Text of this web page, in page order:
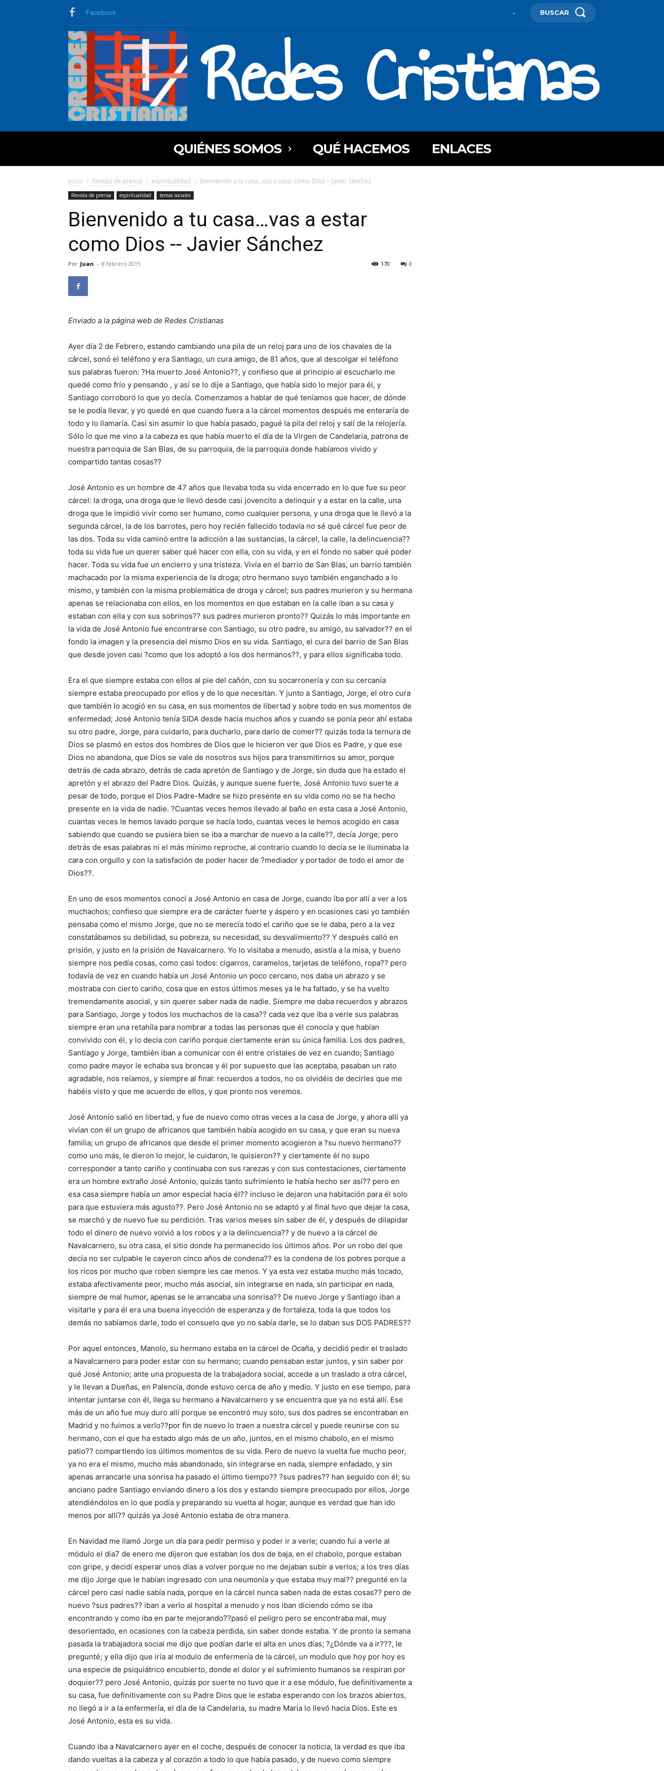
Facebook - BUSCAR
Redes Cristianas
QUIÉNES SOMOS QUÉ HACEMOS ENLACES
Inicio Revista de prensa espiritualidad Bienvenido a tu casa…vas a estar como Dios -- Javier Sánchez
Revista de prensa espiritualidad temas sociales
Bienvenido a tu casa…vas a estar
como Dios -- Javier Sánchez
Por Juan - 8 febrero 2015 0
170
Enviado a la página web de Redes Cristianas
Ayer día 2 de Febrero, estando cambiando una pila de un reloj para uno de los chavales de la
cárcel, sonó el teléfono y era Santiago, un cura amigo, de 81 años, que al descolgar el teléfono
sus palabras fueron: ?Ha muerto José Antonio??, y confieso que al principio al escucharlo me
quedé como frío y pensando , y así se lo dije a Santiago, que había sido lo mejor para él, y
Santiago corroboró lo que yo decía. Comenzamos a hablar de qué teníamos que hacer, de dónde
se le podía llevar, y yo quedé en que cuando fuera a la cárcel momentos después me enteraría de
todo y lo llamaría. Casi sin asumir lo que había pasado, pagué la pila del reloj y salí de la relojería.
Sólo lo que me vino a la cabeza es que había muerto el día de la Virgen de Candelaria, patrona de
nuestra parroquia de San Blas, de su parroquia, de la parroquia donde habíamos vivido y
compartido tantas cosas??
José Antonio es un hombre de 47 años que llevaba toda su vida encerrado en lo que fue su peor
cárcel: la droga, una droga que le llevó desde casi jovencito a delinquir y a estar en la calle, una
droga que le impidió vivir como ser humano, como cualquier persona, y una droga que le llevó a la
segunda cárcel, la de los barrotes, pero hoy recién fallecido todavía no sé qué cárcel fue peor de
las dos. Toda su vida caminó entre la adicción a las sustancias, la cárcel, la calle, la delincuencia??
toda su vida fue un querer saber qué hacer con ella, con su vida, y en el fondo no saber qué poder
hacer. Toda su vida fue un encierro y una tristeza. Vivía en el barrio de San Blas, un barrio también
machacado por la misma experiencia de la droga; otro hermano suyo también enganchado a lo
mismo, y también con la misma problemática de droga y cárcel; sus padres murieron y su hermana
apenas se relacionaba con ellos, en los momentos en que estaban en la calle iban a su casa y
estaban con ella y con sus sobrinos?? sus padres murieron pronto?? Quizás lo más importante en
la vida de José Antonio fue encontrarse con Santiago, su otro padre, su amigo, su salvador?? en el
fondo la imagen y la presencia del mismo Dios en su vida. Santiago, el cura del barrio de San Blas
que desde joven casi ?como que los adoptó a los dos hermanos??, y para ellos significaba todo.
Era el que siempre estaba con ellos al pie del cañón, con su socarronería y con su cercanía
siempre estaba preocupado por ellos y de lo que necesitan. Y junto a Santiago, Jorge, el otro cura
que también lo acogió en su casa, en sus momentos de libertad y sobre todo en sus momentos de
enfermedad; José Antonio tenía SIDA desde hacía muchos años y cuando se ponía peor ahí estaba
su otro padre, Jorge, para cuidarlo, para ducharlo, para darlo de comer?? quizás toda la ternura de
Dios se plasmó en estos dos hombres de Dios que le hicieron ver que Dios es Padre, y que ese
Dios no abandona, que Dios se vale de nosotros sus hijos para transmitirnos su amor, porque
detrás de cada abrazo, detrás de cada apretón de Santiago y de Jorge, sin duda que ha estado el
apretón y el abrazo del Padre Dios. Quizás, y aunque suene fuerte, José Antonio tuvo suerte a
pesar de todo, porque el Dios Padre-Madre se hizo presente en su vida como no se ha hecho
presente en la vida de nadie. ?Cuantas veces hemos llevado al baño en esta casa a José Antonio,
cuantas veces le hemos lavado porque se hacía todo, cuantas veces le hemos acogido en casa
sabiendo que cuando se pusiera bien se iba a marchar de nuevo a la calle??, decía Jorge; pero
detrás de esas palabras ni el más mínimo reproche, al contrario cuando lo decía se le iluminaba la
cara con orgullo y con la satisfación de poder hacer de ?mediador y portador de todo el amor de
Dios??.
En uno de esos momentos conocí a José Antonio en casa de Jorge, cuando íba por allí a ver a los
muchachos; confieso que siempre era de carácter fuerte y áspero y en ocasiones casi yo también
pensaba como el mismo Jorge, que no se merecía todo el cariño que se le daba, pero a la vez
constatábamos su debilidad, su pobreza, su necesidad, su desvalimiento?? Y después calló en
prisión, y justo en la prisión de Navalcarnero. Yo lo visitaba a menudo, asistía a la misa, y bueno
siempre nos pedía cosas, como casi todos: cigarros, caramelos, tarjetas de teléfono, ropa?? pero
todavía de vez en cuando había un José Antonio un poco cercano, nos daba un abrazo y se
mostraba con cierto cariño, cosa que en estos últimos meses ya le ha faltado, y se ha vuelto
tremendamente asocial, y sin querer saber nada de nadie. Siempre me daba recuerdos y abrazos
para Santiago, Jorge y todos los muchachos de la casa?? cada vez que íba a verle sus palabras
siempre eran una retahíla para nombrar a todas las personas que él conocía y que habían
convivido con él, y lo decía con cariño porque ciertamente eran su única familia. Los dos padres,
Santiago y Jorge, también iban a comunicar con él entre cristales de vez en cuando; Santiago
como padre mayor le echaba sus broncas y él por supuesto que las aceptaba, pasaban un rato
agradable, nos reíamos, y siempre al final: recuerdos a todos, no os olvidéis de decirles que me
habéis visto y que me acuerdo de ellos, y que pronto nos veremos.
José Antonio salió en libertad, y fue de nuevo como otras veces a la casa de Jorge, y ahora allí ya
vivían con él un grupo de africanos que también había acogido en su casa, y que eran su nueva
familia; un grupo de africanos que desde el primer momento acogieron a ?su nuevo hermano??
como uno más, le dieron lo mejor, le cuidaron, le quisieron?? y ciertamente él no supo
corresponder a tanto cariño y continuaba con sus rarezas y con sus contestaciones, ciertamente
era un hombre extraño José Antonio, quizás tanto sufrimiento le había hecho ser así?? pero en
esa casa siempre había un amor especial hacia él?? incluso le dejaron una habitación para él solo
para que estuviera más agusto??. Pero José Antonio no se adaptó y al final tuvo que dejar la casa,
se marchó y de nuevo fue su perdición. Tras varios meses sin saber de él, y después de dilapidar
todo el dinero de nuevo volvió a los robos y a la delincuencia?? y de nuevo a la cárcel de
Navalcarnero, su otra casa, el sitio donde ha permanecido los últimos años. Por un robo del que
decía no ser culpable le cayeron cinco años de condena?? es la condena de los pobres porque a
los ricos por mucho que roben siempre les cae menos. Y ya esta vez estaba mucho más tocado,
estaba afectivamente peor, mucho más asocial, sin integrarse en nada, sin participar en nada,
siempre de mal humor, apenas se le arrancaba una sonrisa?? De nuevo Jorge y Santiago iban a
visitarle y para él era una buena inyección de esperanza y de fortaleza, toda la que todos los
demás no sabíamos darle, todo el consuelo que yo no sabía darle, se lo daban sus DOS PADRES??
Por aquel entonces, Manolo, su hermano estaba en la cárcel de Ocaña, y decidió pedir el traslado
a Navalcarnero para poder estar con su hermano; cuando pensaban estar juntos, y sin saber por
qué José Antonio; ante una propuesta de la trabajadora social, accede a un traslado a otra cárcel,
y le llevan a Dueñas, en Palencia, donde estuvo cerca de año y medio. Y justo en ese tiempo, para
intentar juntarse con él, llega su hermano a Navalcarnero y se encuentra que ya no está allí. Ese
más de un año fue muy duro allí porque se encontró muy solo, sus dos padres se encontraban en
Madrid y no fuimos a verlo??por fin de nuevo lo traen a nuestra cárcel y puede reunirse con su
hermano, con el que ha estado algo más de un año, juntos, en el mismo chabolo, en el mismo
patio?? compartiendo los últimos momentos de su vida. Pero de nuevo la vuelta fue mucho peor,
ya no era el mismo, mucho más abandonado, sin integrarse en nada, siempre enfadado, y sin
apenas arrancarle una sonrisa ha pasado el último tiempo?? ?sus padres?? han seguido con él; su
anciano padre Santiago enviando dinero a los dos y estando siempre preocupado por ellos, Jorge
atendiéndolos en lo que podía y preparando su vuelta al hogar, aunque es verdad que han ido
menos por allí?? quizás ya José Antonio estaba de otra manera.
En Navidad me llamó Jorge un día para pedir permiso y poder ir a verle; cuando fui a verle al
módulo el dia7 de enero me dijeron que estaban los dos de baja, en el chabolo, porque estaban
con gripe, y decidí esperar unos días a volver porque no me dejaban subir a verlos; a los tres días
me dijo Jorge que le habían ingresado con una neumonía y que estaba muy mal?? pregunté en la
cárcel pero casi nadie sabía nada, porque en la cárcel nunca saben nada de estas cosas?? pero de
nuevo ?sus padres?? iban a verlo al hospital a menudo y nos iban diciendo cómo se iba
encontrando y como iba en parte mejorando??pasó el peligro pero se encontraba mal, muy
desorientado, en ocasiones con la cabeza perdida, sin saber donde estaba. Y de pronto la semana
pasada la trabajadora social me dijo que podían darle el alta en unos días; ?¿Dónde va a ir???, le
pregunté; y ella dijo que iría al modulo de enfermería de la cárcel, un modulo que hoy por hoy es
una especie de psiquiátrico encubierto, donde el dolor y el sufrimiento humanos se respiran por
doquier?? pero José Antonio, quizás por suerte no tuvo que ir a ese módulo, fue definitivamente a
su casa, fue definitivamente con su Padre Dios que le estaba esperando con los brazos abiertos,
no llegó a ir a la enfermería, el día de la Candelaria, su madre María lo llevó hacia Dios. Este es
José Antonio, esta es su vida.
Cuando iba a Navalcarnero ayer en el coche, después de conocer la noticia, la verdad es que iba
dando vueltas a la cabeza y al corazón a todo lo que había pasado, y de nuevo como siempre